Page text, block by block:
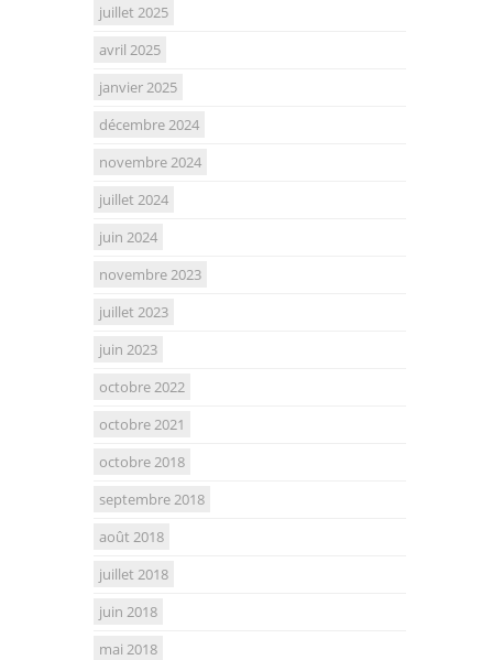
juillet 2025
avril 2025
janvier 2025
décembre 2024
novembre 2024
juillet 2024
juin 2024
novembre 2023
juillet 2023
juin 2023
octobre 2022
octobre 2021
octobre 2018
septembre 2018
août 2018
juillet 2018
juin 2018
mai 2018